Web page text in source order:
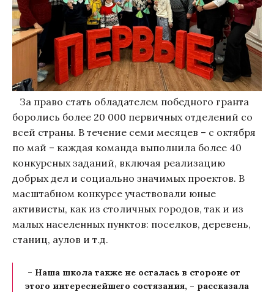
За право стать обладателем победного гранта
боролись более 20 000 первичных отделений со
всей страны. В течение семи месяцев – с октября
по май – каждая команда выполнила более 40
конкурсных заданий, включая реализацию
добрых дел и социально значимых проектов. В
масштабном конкурсе участвовали юные
активисты, как из столичных городов, так и из
малых населенных пунктов: поселков, деревень,
станиц, аулов и т.д.
– Наша школа также не осталась в стороне от
этого интереснейшего состязания, – рассказала